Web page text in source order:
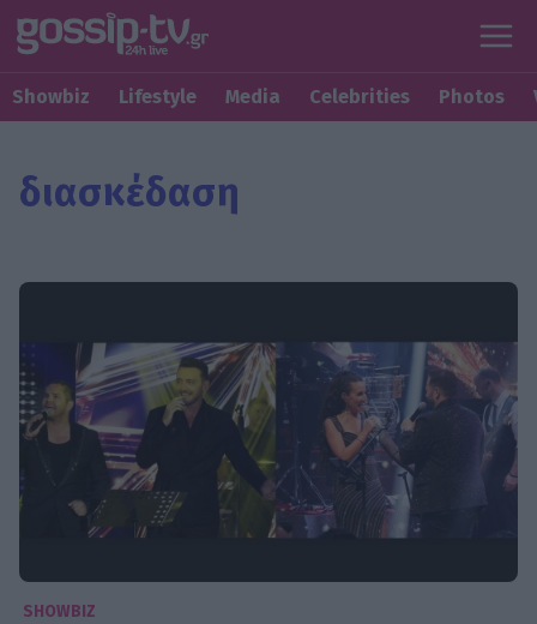
Showbiz Lifestyle Media Celebrities Photos
διασκέδαση
SHOWBIZ